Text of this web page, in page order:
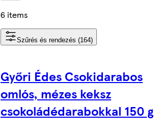
6 items
Szűrés és rendezés (164)
Győri Édes Csokidarabos
omlós, mézes keksz
csokoládédarabokkal 150 g